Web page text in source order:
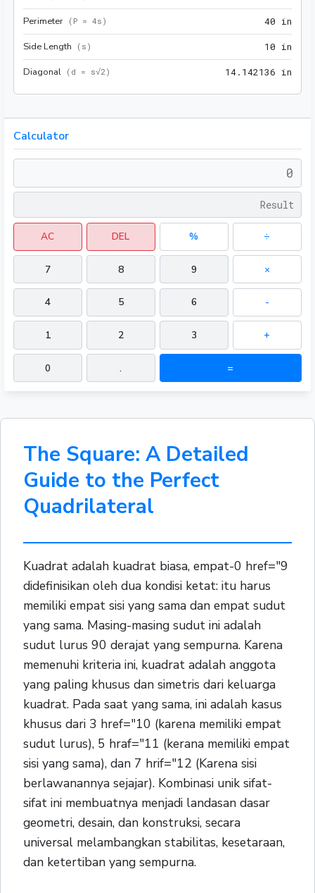
Perimeter ( P = 4s ) 40 in
Side Length ( s ) 10 in
Diagonal ( d = s√2) 14. 142136 in
Calculator
AC DEL % ÷
7 8 9 ×
4 5 6 -
1 2 3 +
0 . =
The Square: A Detailed
Guide to the Perfect
Quadrilateral
Kuadrat adalah kuadrat biasa, empat-0 href="9
didefinisikan oleh dua kondisi ketat: itu harus
memiliki empat sisi yang sama dan empat sudut
yang sama. Masing-masing sudut ini adalah
sudut lurus 90 derajat yang sempurna. Karena
memenuhi kriteria ini, kuadrat adalah anggota
yang paling khusus dan simetris dari keluarga
kuadrat. Pada saat yang sama, ini adalah kasus
khusus dari 3 href="10 (karena memiliki empat
sudut lurus), 5 hraf="11 (kerana memiliki empat
sisi yang sama), dan 7 hrif="12 (Karena sisi
berlawanannya sejajar). Kombinasi unik sifat-
sifat ini membuatnya menjadi landasan dasar
geometri, desain, dan konstruksi, secara
universal melambangkan stabilitas, kesetaraan,
dan ketertiban yang sempurna.